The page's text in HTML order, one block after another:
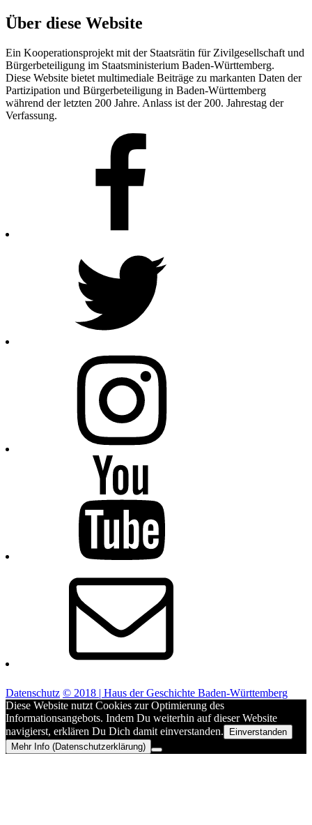
Über diese Website
Ein Kooperationsprojekt mit der Staatsrätin für Zivilgesellschaft und
Bürgerbeteiligung im Staatsministerium Baden-Württemberg.
Diese Website bietet multimediale Beiträge zu markanten Daten der
Partizipation und Bürgerbeteiligung in Baden-Württemberg
während der letzten 200 Jahre. Anlass ist der 200. Jahrestag der
Verfassung.
Datenschutz © 2018 | Haus der Geschichte Baden-Württemberg
Diese Website nutzt Cookies zur Optimierung des
Informationsangebots. Indem Du weiterhin auf dieser Website
navigierst, erklären Du Dich damit einverstanden.
Einverstanden
Mehr Info (Datenschutzerklärung)